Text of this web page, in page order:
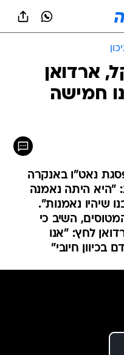
ארדואן
חמישה
נאט"ו באנקרה
"היא היתה נאמנה
שיהיו נאמנות".
השיב כי
לחץ: "אנו
חיובי"